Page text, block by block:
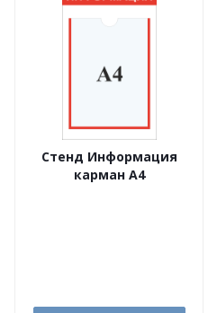
Стенд Информация
карман А4